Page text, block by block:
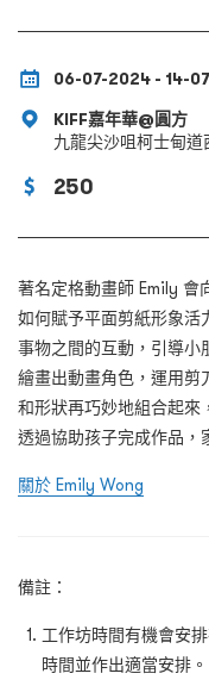
06-07-2024 - 14-
KIFF嘉年華@圓方
九龍尖沙咀柯士甸道
250
著名定格動畫師 Emily 會
如何賦予平面剪紙形象活
事物之間的互動，引導小
繪畫出動畫角色，運用剪
和形狀再巧妙地組合起來
透過協助孩子完成作品，
關於 Emily Wong
備註：
工作坊時間有機會安
時間並作出適當安排。